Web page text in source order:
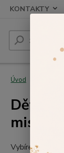
KONTAKTY
Úvod
Dětské
misky
Vybírejte